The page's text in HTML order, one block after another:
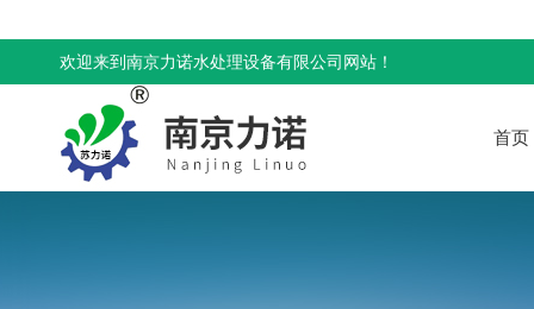
欢迎来到南京力诺水处理设备有限公司网站！
首页